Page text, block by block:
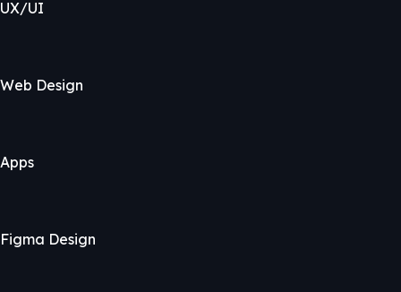
UX/UI
Web Design
Apps
Figma Design